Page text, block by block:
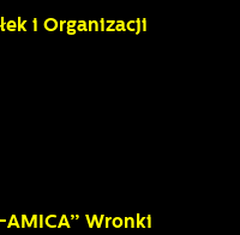
i Organizacji
AMICA” Wronki